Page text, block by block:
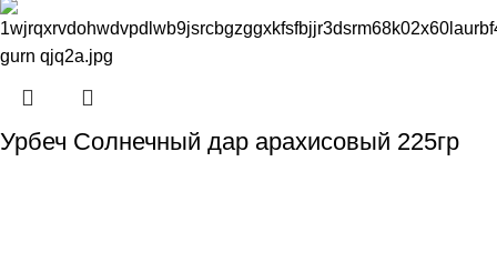
Урбеч Солнечный дар арахисовый 225гр